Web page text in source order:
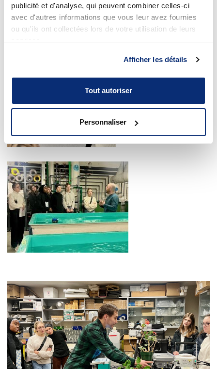
publicité et d'analyse, qui peuvent combiner celles-ci
avec d'autres informations que vous leur avez fournies
ou qu'ils ont collectées lors de votre utilisation de leurs
Afficher les détails
Tout autoriser
Personnaliser